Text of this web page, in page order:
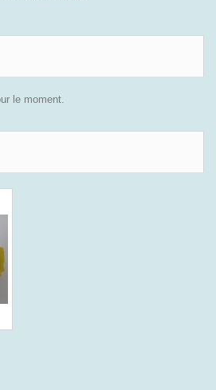
le moment.